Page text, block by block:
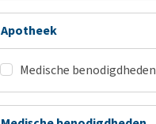
Apotheek
Medische benodigdheden